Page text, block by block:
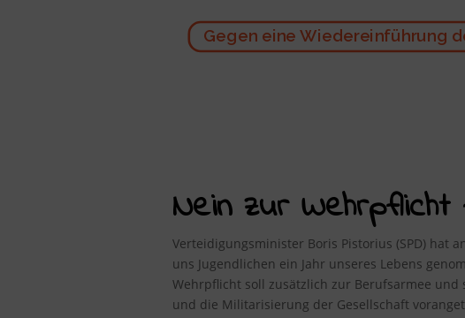
Gegen eine Wiedereinführung
Nein zur Wehrpflicht
Verteidigungsminister Boris Pistorius (SPD) hat
uns Jugendlichen ein Jahr unseres Lebens
Wehrpflicht soll zusätzlich zur Berufsarmee
und die Militarisierung der Gesellschaft